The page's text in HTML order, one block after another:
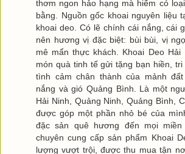
thơm ngon hảo hạng mà hiếm có
bằng. Nguồn gốc khoai nguyên liệu
khoai deo. Có lẽ chính cái nắng, cái
nên hương vị đặc biệt: bùi bùi, vị
mê mẩn thực khách. Khoai Deo Hải
món quà tinh tế gửi tặng bạn hiền,
tình cảm chân thành của mảnh
nắng và gió Quảng Bình. Là một
Hải Ninh, Quảng Ninh, Quảng Bình,
được góp một phần nhỏ bé của
đặc sản quê hương đến mọi
chuyên cung cấp sản phẩm Khoai
lượng vượt trội, được thu mua tận